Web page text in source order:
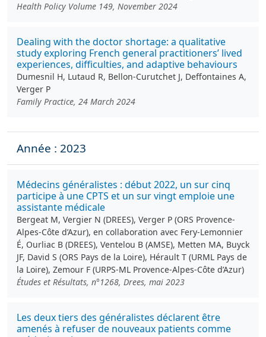
Health Policy Volume 149, November 2024
Dealing with the doctor shortage: a qualitative
study exploring French general practitioners’ lived
experiences, difficulties, and adaptive behaviours
Dumesnil H, Lutaud R, Bellon-Curutchet J, Deffontaines A,
Verger P
Family Practice, 24 March 2024
Année : 2023
Médecins généralistes : début 2022, un sur cinq
participe à une CPTS et un sur vingt emploie une
assistante médicale
Bergeat M, Vergier N (DREES), Verger P (ORS Provence-
Alpes-Côte d’Azur), en collaboration avec Fery-Lemonnier
É, Ourliac B (DREES), Ventelou B (AMSE), Metten MA, Buyck
JF, David S (ORS Pays de la Loire), Hérault T (URML Pays de
la Loire), Zemour F (URPS-ML Provence-Alpes-Côte d’Azur)
Études et Résultats, n°1268, Drees, mai 2023
Les deux tiers des généralistes déclarent être
amenés à refuser de nouveaux patients comme